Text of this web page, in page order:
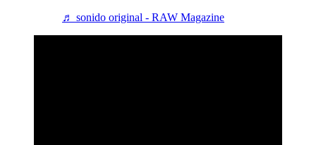
♬ sonido original - RAW Magazine